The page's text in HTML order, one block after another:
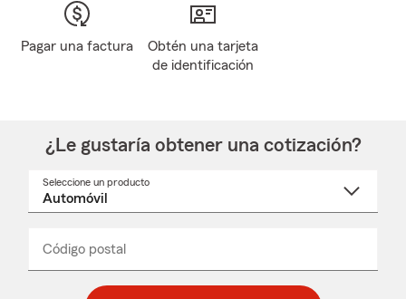
Pagar una factura
Obtén una tarjeta
de identificación
¿Le gustaría obtener una cotización?
Seleccione un producto
desplegable
Código postal
_____